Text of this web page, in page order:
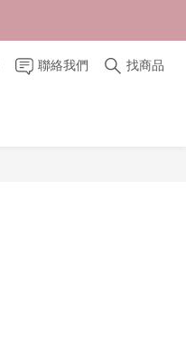
聯絡我們 找商品